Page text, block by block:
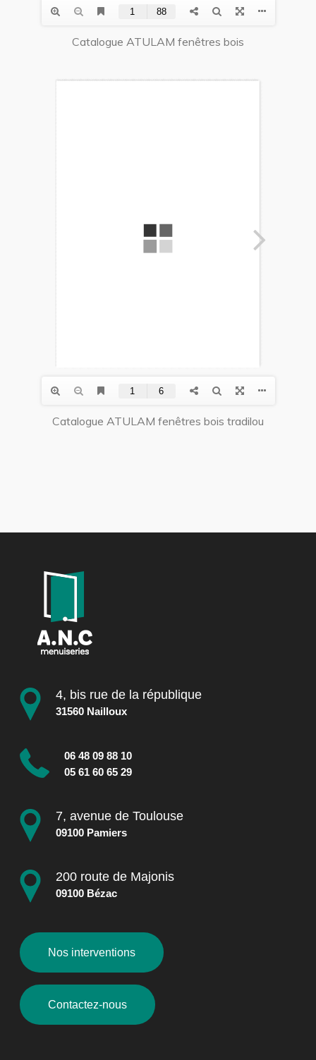
Catalogue ATULAM fenêtres bois
Catalogue ATULAM fenêtres bois tradilou
4, bis rue de la république
31560 Nailloux
06 48 09 88 10
05 61 60 65 29
7, avenue de Toulouse
09100 Pamiers
200 route de Majonis
09100 Bézac
Nos interventions
Contactez-nous